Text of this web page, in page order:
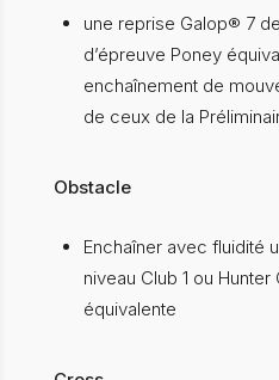
une reprise Galop® 7
d’épreuve Poney
enchaînement de
de ceux de la
Obstacle
Enchaîner avec fluidité
niveau Club 1 ou
équivalente